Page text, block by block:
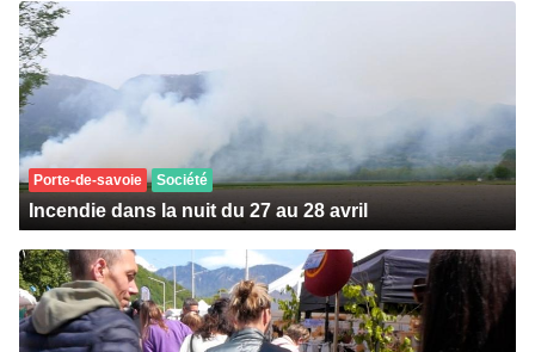
Porte-de-savoie Société
Incendie dans la nuit du 27 au 28 avril